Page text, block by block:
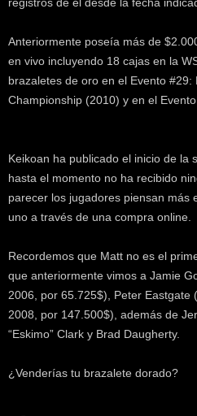
Anteriormente poseía más de
en vivo incluyendo 18 cajas en la
brazaletes de oro en el Evento #29:
Championship (2010) y en el
Keikoan ha publicado el inicio de la
hasta el momento no ha recibido
parecer los jugadores piensan más
uno a través de una compra online.
Recordemos que Matt no es el
que anteriormente vimos a Jamie
2006, por 65.725$), Peter Eastgate
2008, por 147.500$), además de
“Eskimo” Clark y Brad Daugherty.
¿Venderías tu brazalete dorado?